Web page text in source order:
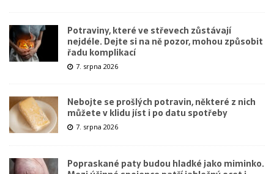
Potraviny, které ve střevech zůstávají
nejdéle. Dejte si na ně pozor, mohou způsobit
řadu komplikací
7. srpna 2026
Nebojte se prošlých potravin, některé z nich
můžete v klidu jíst i po datu spotřeby
7. srpna 2026
Popraskané paty budou hladké jako miminko.